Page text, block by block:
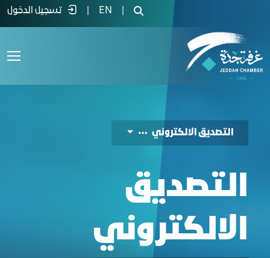
التصديق الإلكتروني - غرفة جدة
EN تسجيل الدخول
التصديق الالكتروني
التصديق
الالكتروني